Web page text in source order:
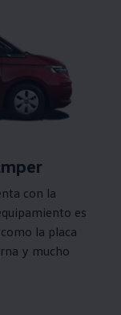
con la
es
la placa
y mucho